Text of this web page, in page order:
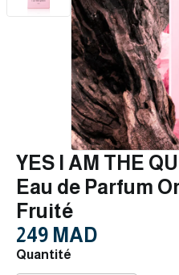
YES I AM THE
Eau de Parfum
Fruité
249 MAD
Quantité